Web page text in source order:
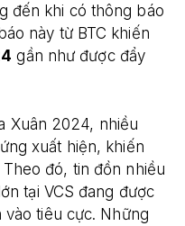
đến khi có thông báo
này từ BTC khiến
gần như được đẩy
Xuân 2024, nhiều
xuất hiện, khiến
đó, tin đồn nhiều
tại VCS đang được
tiêu cực. Những